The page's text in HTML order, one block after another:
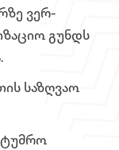
ვერ-
გუნდს
საზღვაო